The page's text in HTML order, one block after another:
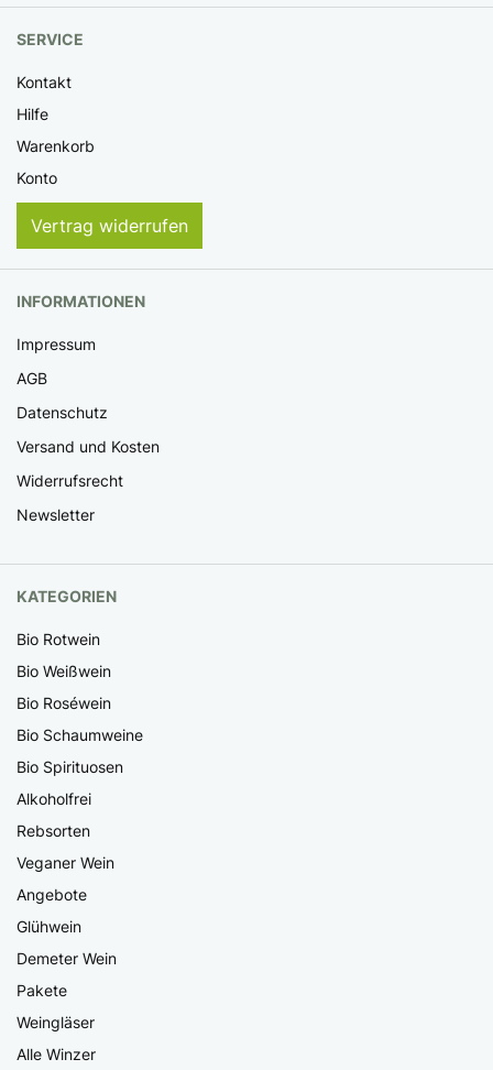
SERVICE
Kontakt
Hilfe
Warenkorb
Konto
Vertrag widerrufen
INFORMATIONEN
Impressum
AGB
Datenschutz
Versand und Kosten
Widerrufsrecht
Newsletter
KATEGORIEN
Bio Rotwein
Bio Weißwein
Bio Roséwein
Bio Schaumweine
Bio Spirituosen
Alkoholfrei
Rebsorten
Veganer Wein
Angebote
Glühwein
Demeter Wein
Pakete
Weingläser
Alle Winzer